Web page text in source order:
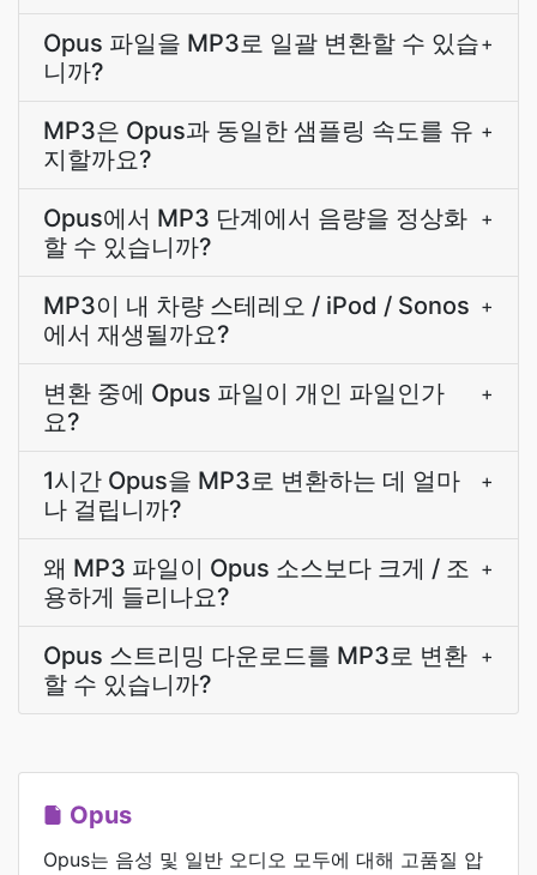
Opus 파일을 MP3로 일괄 변환할 수 있습
니까?
+
MP3은 Opus과 동일한 샘플링 속도를 유
지할까요?
+
Opus에서 MP3 단계에서 음량을 정상화
할 수 있습니까?
+
MP3이 내 차량 스테레오 / iPod / Sonos
에서 재생될까요?
+
변환 중에 Opus 파일이 개인 파일인가
요?
+
1시간 Opus을 MP3로 변환하는 데 얼마
나 걸립니까?
+
왜 MP3 파일이 Opus 소스보다 크게 / 조
용하게 들리나요?
+
Opus 스트리밍 다운로드를 MP3로 변환
할 수 있습니까?
+
Opus
Opus는 음성 및 일반 오디오 모두에 대해 고품질 압